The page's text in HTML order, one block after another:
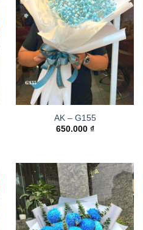
AK – G155
650.000 ₫